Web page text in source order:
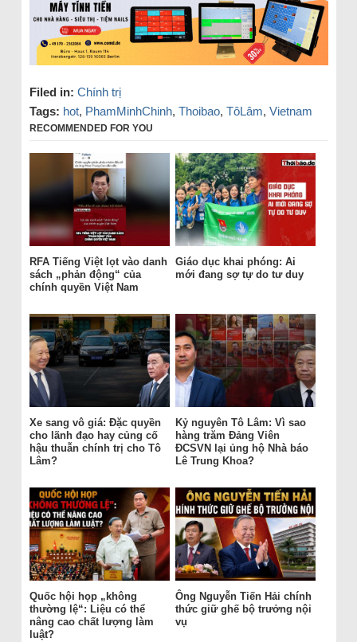
Filed in: Chính trị
Tags: hot, PhamMinhChinh, Thoibao, TôLâm, Vietnam
RECOMMENDED FOR YOU
RFA Tiếng Việt lọt vào danh
sách „phản động“ của
chính quyền Việt Nam
Giáo dục khai phóng: Ai
mới đang sợ tự do tư duy
Xe sang vô giá: Đặc quyền
cho lãnh đạo hay củng cố
hậu thuẫn chính trị cho Tô
Lâm?
Kỷ nguyên Tô Lâm: Vì sao
hàng trăm Đảng Viên
ĐCSVN lại ủng hộ Nhà báo
Lê Trung Khoa?
Quốc hội họp „không
thường lệ“: Liệu có thể
nâng cao chất lượng làm
luật?
Ông Nguyễn Tiến Hải chính
thức giữ ghế bộ trưởng nội
vụ